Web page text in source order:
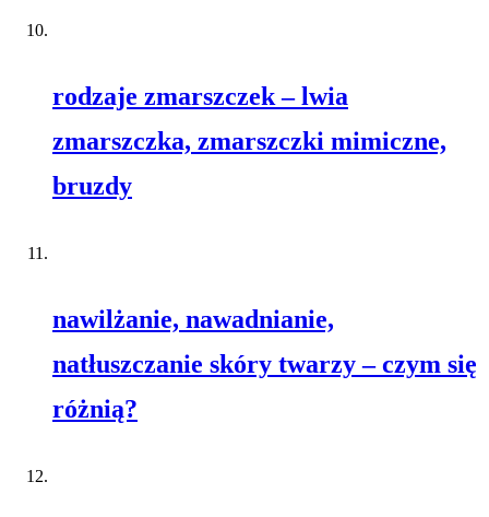
rodzaje zmarszczek – lwia
zmarszczka, zmarszczki mimiczne,
bruzdy
nawilżanie, nawadnianie,
natłuszczanie skóry twarzy – czym się
różnią?